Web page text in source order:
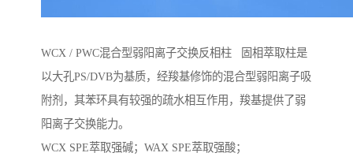
WCX / PWC混合型弱阳离子交换反相柱 固相萃取柱是
以大孔PS/DVB为基质，经羧基修饰的混合型弱阳离子吸
附剂，其苯环具有较强的疏水相互作用，羧基提供了弱
阳离子交换能力。
WCX SPE萃取强碱；WAX SPE萃取强酸；